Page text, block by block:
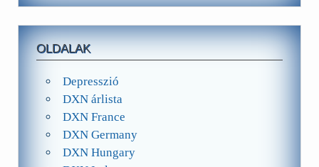
OLDALAK
Depresszió
DXN árlista
DXN France
DXN Germany
DXN Hungary